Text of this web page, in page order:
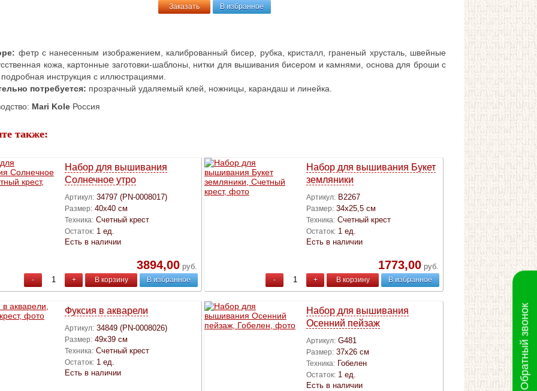
Заказать В избранное
фетр с нанесенным изображением, калиброванный бисер, рубка, кристалл, граненый хрусталь, швейные
кожа, картонные заготовки-шаблоны, нитки для вышивания бисером и камнями, основа для броши с
инструкция с иллюстрациями.
потребуется: прозрачный удаляемый клей, ножницы, карандаш и линейка.
Mari Kole Россия
также:
Набор для вышивания
Cолнечное утро
Артикул: 34797 (PN-0008017)
Размер: 40х40 см
Техника: Счетный крест
Остаток: 1 ед.
Есть в наличии
3894,00 руб.
- + В корзину В избранное
Набор для вышивания Букет
земляники
Артикул: B2267
Размер: 34х25,5 см
Техника: Счетный крест
Остаток: 1 ед.
Есть в наличии
1773,00 руб.
- + В корзину В избранное
Фуксия в акварели
Артикул: 34849 (PN-0008026)
Размер: 49х39 см
Техника: Счетный крест
Остаток: 1 ед.
Есть в наличии
Набор для вышивания
Осенний пейзаж
Артикул: G481
Размер: 37х26 см
Техника: Гобелен
Остаток: 1 ед.
Есть в наличии
Обратный звонок